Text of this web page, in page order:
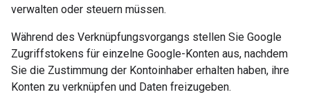
verwalten oder steuern müssen.
Während des Verknüpfungsvorgangs stellen Sie Google
Zugriffstokens für einzelne Google-Konten aus, nachdem
Sie die Zustimmung der Kontoinhaber erhalten haben, ihre
Konten zu verknüpfen und Daten freizugeben.